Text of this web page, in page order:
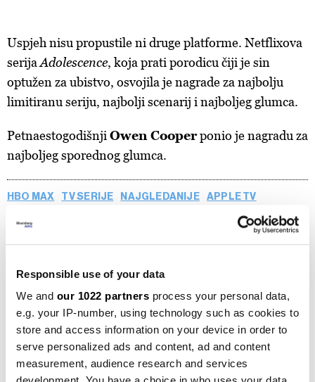
Responsible use of your data
We and our 1022 partners process your personal data,
e.g. your IP-number, using technology such as cookies to
store and access information on your device in order to
serve personalized ads and content, ad and content
measurement, audience research and services
Uspjeh nisu propustile ni druge platforme. Netflixova
serijaAdolescence, koja prati porodicu čiji je sin
optužen za ubistvo, osvojila je nagrade za najbolju
limitiranu seriju, najbolji scenarij i najboljeg glumca.
PetnaestogodišnjiOwen Cooperponio je nagradu za
najboljeg sporednog glumca.
HBO MAX TV SERIJE NAJGLEDANIJE APPLE TV
EMMY 2025
Kako izgraditi data centar u svemiru
prije 14 minuta